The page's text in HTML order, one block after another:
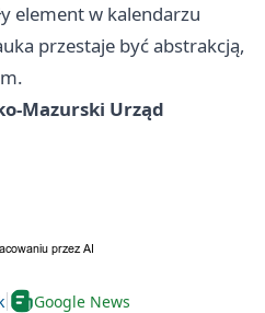
element w kalendarzu
przestaje być abstrakcją,
Mazurski Urząd
Google News